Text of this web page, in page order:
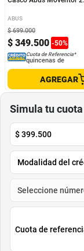
Casco Abus Moventor
$ 349.500 -50%
$ 699. 000
Cuota de Referencia*
AGREGAR
Simula tu cuota